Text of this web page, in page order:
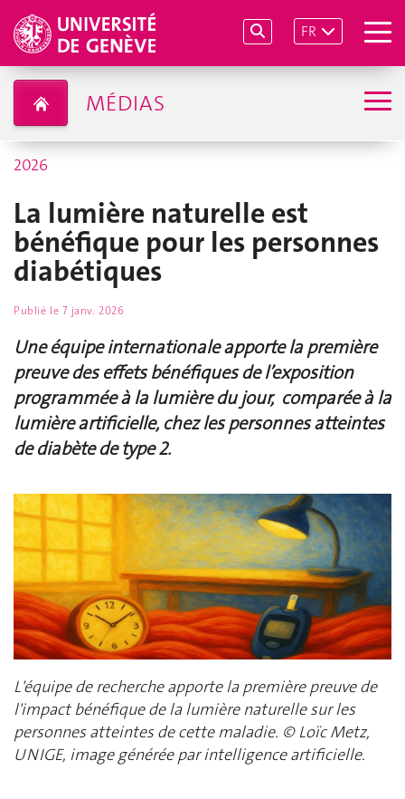
FR
MÉDIAS
2026
La lumière naturelle est
bénéfique pour les personnes
diabétiques
Publié le 7 janv. 2026
Une équipe internationale apporte la première
preuve des effets bénéfiques de l’exposition
programmée à la lumière du jour, comparée à la
lumière artificielle, chez les personnes atteintes
de diabète de type 2.
L'équipe de recherche apporte la première preuve de
l'impact bénéfique de la lumière naturelle sur les
personnes atteintes de cette maladie. © Loïc Metz,
UNIGE, image générée par intelligence artificielle.